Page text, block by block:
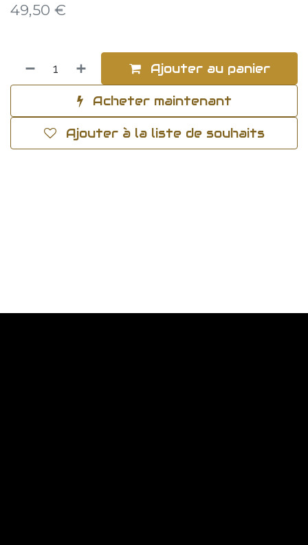
49,50 €
Ajouter au panier
Acheter maintenant
Ajouter à la liste de souhaits